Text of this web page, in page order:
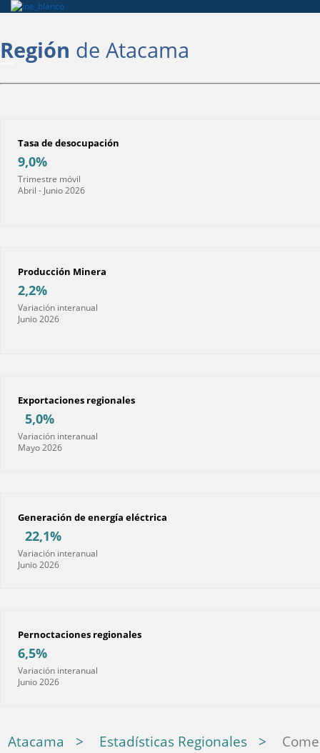
Región de Atacama
Tasa de desocupación
9,0%
Trimestre móvil
Abril - Junio 2026
Producción Minera
2,2%
Variación interanual
Junio 2026
Exportaciones regionales
5,0%
Variación interanual
Mayo 2026
Generación de energía eléctrica
22,1%
Variación interanual
Junio 2026
Pernoctaciones regionales
6,5%
Variación interanual
Junio 2026
Atacama Estadísticas Regionales